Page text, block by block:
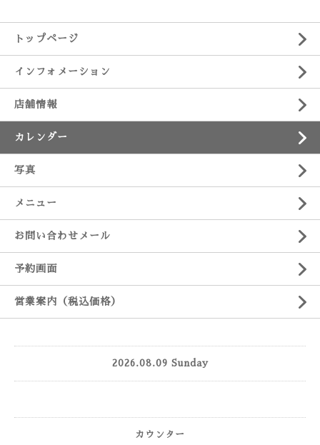
トップページ
インフォメーション
店舗情報
カレンダー
写真
メニュー
お問い合わせメール
予約画面
営業案内（税込価格）
2026.08.09 Sunday
カウンター